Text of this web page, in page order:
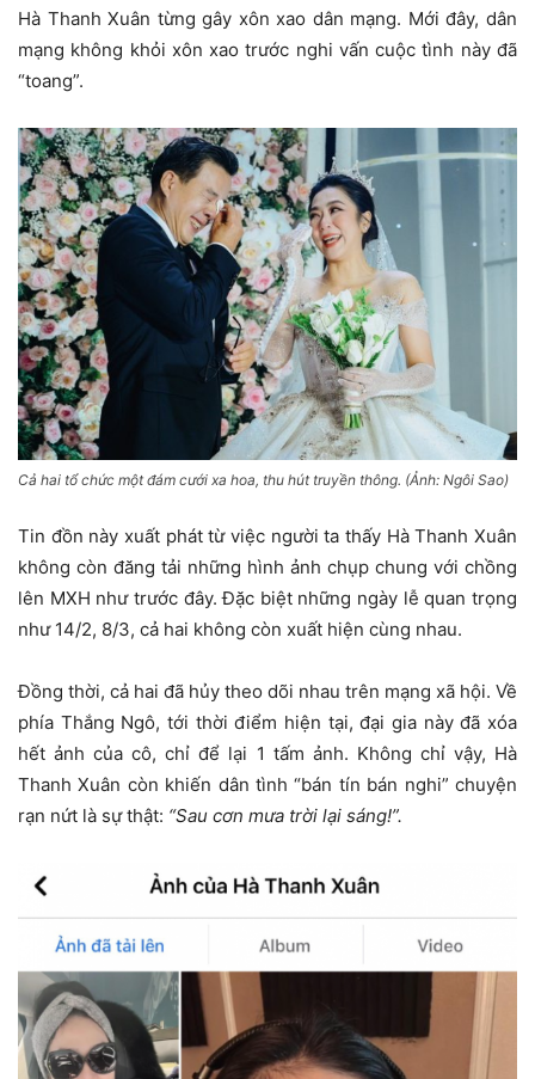
Hà Thanh Xuân từng gây xôn xao dân mạng. Mới đây, dân
mạng không khỏi xôn xao trước nghi vấn cuộc tình này đã
“toang”.
Cả hai tổ chức một đám cưới xa hoa, thu hút truyền thông. (Ảnh: Ngôi Sao)
Tin đồn này xuất phát từ việc người ta thấy Hà Thanh Xuân
không còn đăng tải những hình ảnh chụp chung với chồng
lên MXH như trước đây. Đặc biệt những ngày lễ quan trọng
như 14/2, 8/3, cả hai không còn xuất hiện cùng nhau.
Đồng thời, cả hai đã hủy theo dõi nhau trên mạng xã hội. Về
phía Thắng Ngô, tới thời điểm hiện tại, đại gia này đã xóa
hết ảnh của cô, chỉ để lại 1 tấm ảnh. Không chỉ vậy, Hà
Thanh Xuân còn khiến dân tình “bán tín bán nghi” chuyện
rạn nứt là sự thật: “Sau cơn mưa trời lại sáng!”.